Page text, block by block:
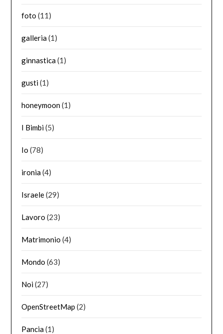
foto (11)
galleria(1)
ginnastica(1)
gusti(1)
honeymoon(1)
I Bimbi(5)
Io (78)
ironia(4)
Israele(29)
Lavoro (23)
Matrimonio (4)
Mondo (63)
Noi(27)
OpenStreetMap (2)
Pancia(1)